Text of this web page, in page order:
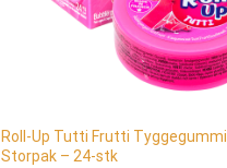
Roll-Up Tutti Frutti Tyggegummi
Storpak – 24-stk